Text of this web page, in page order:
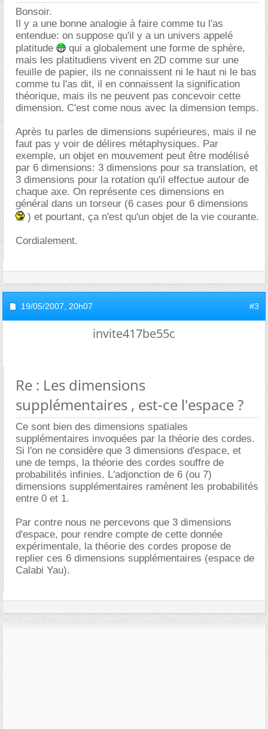
Bonsoir.
Il y a une bonne analogie à faire comme tu l'as
entendue: on suppose qu'il y a un univers appelé
platitude
qui a globalement une forme de sphère,
mais les platitudiens vivent en 2D comme sur une
feuille de papier, ils ne connaissent ni le haut ni le bas
comme tu l'as dit, il en connaissent la signification
théorique, mais ils ne peuvent pas concevoir cette
dimension. C'est come nous avec la dimension temps.
Après tu parles de dimensions supérieures, mais il ne
faut pas y voir de délires métaphysiques. Par
exemple, un objet en mouvement peut être modélisé
par 6 dimensions: 3 dimensions pour sa translation, et
3 dimensions pour la rotation qu'il effectue autour de
chaque axe. On représente ces dimensions en
général dans un torseur (6 cases pour 6 dimensions
) et pourtant, ça n'est qu'un objet de la vie courante.
Cordialement.
19/05/2007, 20h07 #3
invite417be55c
Re : Les dimensions
supplémentaires , est-ce l'espace ?
Ce sont bien des dimensions spatiales
supplémentaires invoquées par la théorie des cordes.
Si l'on ne considère que 3 dimensions d'espace, et
une de temps, la théorie des cordes souffre de
probabilités infinies. L'adjonction de 6 (ou 7)
dimensions supplémentaires ramènent les probabilités
entre 0 et 1.
Par contre nous ne percevons que 3 dimensions
d'espace, pour rendre compte de cette donnée
expérimentale, la théorie des cordes propose de
replier ces 6 dimensions supplémentaires (espace de
Calabi Yau).